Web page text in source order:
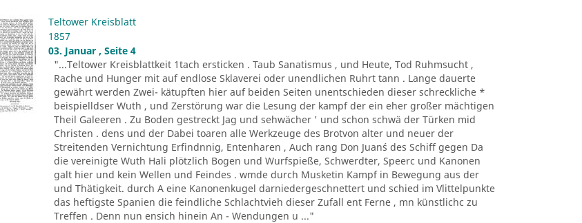
Teltower Kreisblatt
1857
03. Januar , Seite 4
"...Teltower Kreisblattkeit 1tach ersticken . Taub Sanatismus , und Heute, Tod Ruhmsucht ,
Rache und Hunger mit auf endlose Sklaverei oder unendlichen Ruhrt tann . Lange dauerte
gewährt werden Zwei- kätupften hier auf beiden Seiten unentschieden dieser schreckliche *
beispielldser Wuth , und Zerstörung war die Lesung der kampf der ein eher großer mächtigen
Theil Galeeren . Zu Boden gestreckt Jag und sehwächer ' und schon schwä der Türken mid
Christen . dens und der Dabei toaren alle Werkzeuge des Brotvon alter und neuer der
Streitenden Vernichtung Erfindnnig, Entenharen , Auch rang Don Juan´s des Schiff gegen Da
die vereinigte Wuth Hali plötzlich Bogen und Wurfspieße, Schwerdter, Speerc und Kanonen
galt hier und kein Wellen und Feindes . wmde durch Musketin Kampf in Bewegung aus der
und Thätigkeit. durch A eine Kanonenkugel darniedergeschnettert und schied im Vlittelpunkte
das heftigste Spanien die feindliche Schlachtvieh dieser Zufall ent Ferne , mn künstlichc zu
Treffen . Denn nun ensich hinein An - Wendungen u ..."